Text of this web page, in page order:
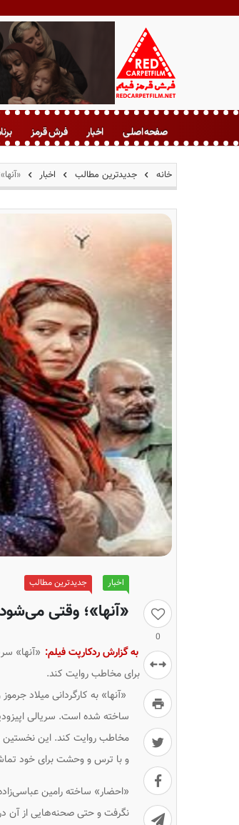
ف
ش
م
ز
صفحه اصلی اخبار فرش قرمز
خانه جدیدترین مطالب اخبار
0
اخبار جدیدترین مطالب
«آنها»؛ وقتی
به گزارش ردکارپت فیلم: «آنها»
برای مخاطب روایت کند.
«آنها» به کارگردانی میلاد
ساخته شده است. سریالی
مخاطب روایت کند. این نخستین
و با ترس و وحشت برای خود
نگرفت و حتی صحنه‌هایی از